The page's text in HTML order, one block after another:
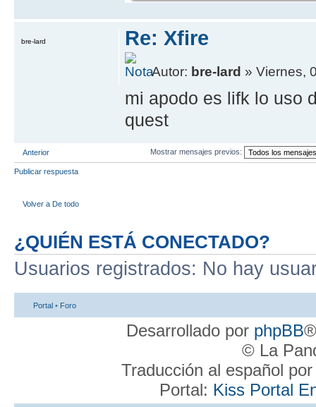
Re: Xfire
Autor: bre-lard » Viernes,
mi apodo es lifk lo uso
quest
bre-lard
Anterior Mostrar mensajes previos:
Publicar respuesta
Volver a De todo
¿QUIÉN ESTÁ CONECTADO?
Usuarios registrados: No hay
Portal • Foro
Desarrollado por phpBB
© La
Traducción al español
Portal: Kiss Portal